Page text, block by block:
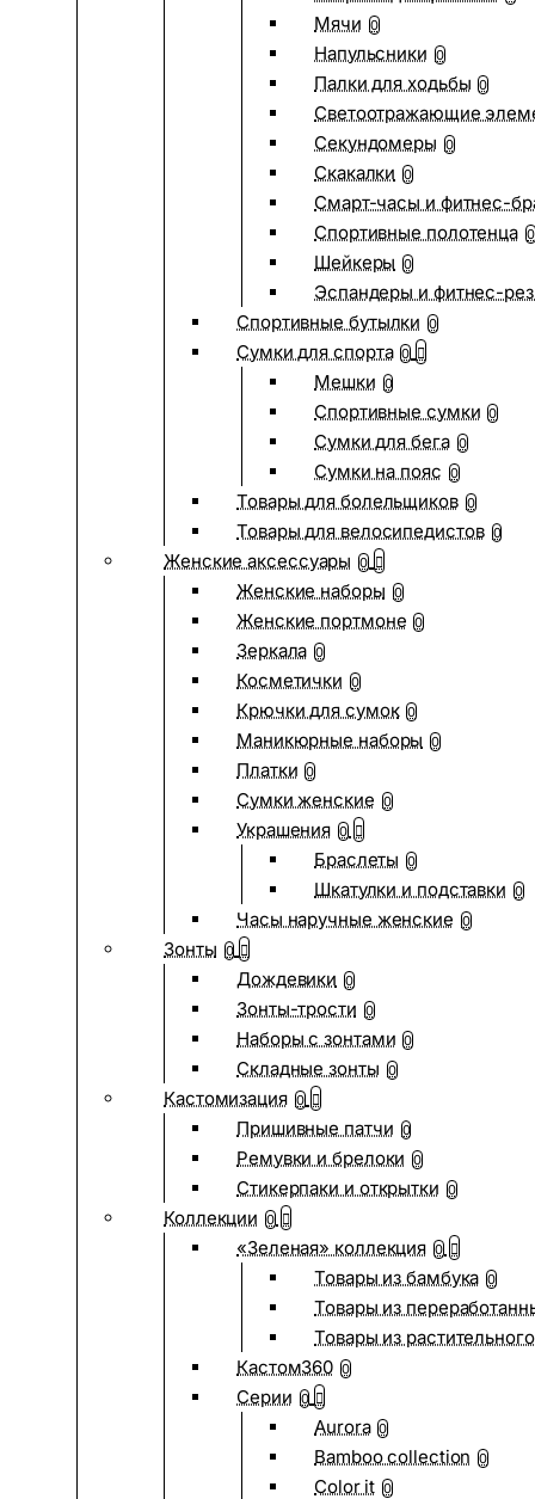
Мячи 0
Напульсники 0
Палки для ходьбы 0
Светоотражающие
Секундомеры 0
Скакалки 0
Смарт-часы и фитнес-
Спортивные полотенца 0
Шейкеры 0
Эспандеры и фитнес-
Спортивные бутылки 0
Сумки для спорта 0
Мешки 0
Спортивные сумки 0
Сумки для бега 0
Сумки на пояс 0
Товары для болельщиков 0
Товары для велосипедистов 0
Женские аксессуары 0
Женские наборы 0
Женские портмоне 0
Зеркала 0
Косметички 0
Крючки для сумок 0
Маникюрные наборы 0
Платки 0
Сумки женские 0
Украшения 0
Браслеты 0
Шкатулки и подставки 0
Часы наручные женские 0
Зонты 0
Дождевики 0
Зонты-трости 0
Наборы с зонтами 0
Складные зонты 0
Кастомизация 0
Пришивные патчи 0
Ремувки и брелоки 0
Стикерпаки и открытки 0
Коллекции 0
«Зеленая» коллекция 0
Товары из бамбука 0
Товары из
Товары из
Кастом360 0
Серии 0
Aurora 0
Bamboo collection 0
Color it 0